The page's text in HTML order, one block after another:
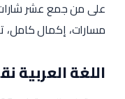
مسارات، إكمال كامل،
اللغة